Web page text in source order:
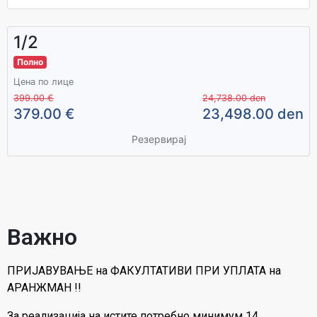
1/2
Полно
Цена по лице
399.00 €
379.00 €
24,738.00 den
23,498.00 den
Резервирај
Важно
ПРИЈАВУВАЊЕ на ФАКУЛТАТИВИ ПРИ УПЛАТА на
АРАНЖМАН !!